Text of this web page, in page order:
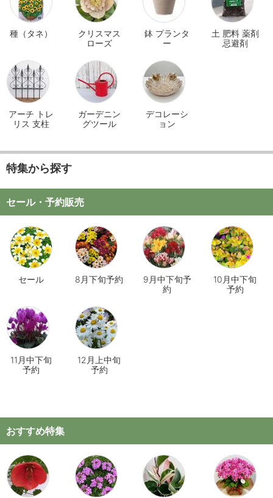
種（タネ）
クリスマス
ローズ
鉢 プランタ
ー
土 肥料 薬剤
忌避剤
アーチ トレ
リス 支柱
ガーデニン
グツール
デコレーシ
ョン
特集から探す
セール・予約販売
セール 8月下旬予約
9月中下旬予
約
10月中下旬
予約
11月中下旬
予約
12月上中旬
予約
おすすめ特集